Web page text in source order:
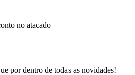
no atacado
por dentro de todas as novidades!